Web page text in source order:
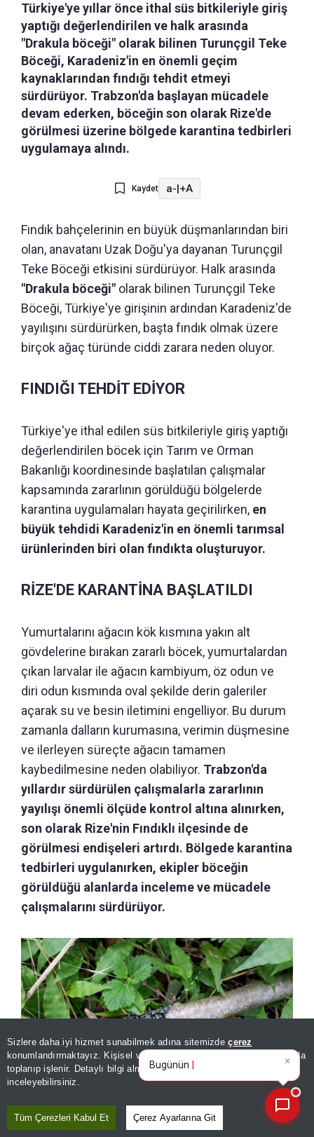
Sizlere daha iyi hizmet sunabilmek adına sitemizdeçerez
konumlandırmaktayız. Kişisel verileriniz, KVKK ve GDPR kapsamında
toplanıp işlenir. Detaylı bilgi almak içinAydınlatma Metnimizi
inceleyebilirsiniz.
Tüm Çerezleri Kabul Et Çerez Ayarlarına Git
Türkiye'ye yıllar önce ithal süs bitkileriyle giriş
yaptığı değerlendirilen ve halk arasında
"Drakula böceği" olarak bilinen Turunçgil Teke
Böceği, Karadeniz'in en önemli geçim
kaynaklarından fındığı tehdit etmeyi
sürdürüyor. Trabzon'da başlayan mücadele
devam ederken, böceğin son olarak Rize'de
görülmesi üzerine bölgede karantina tedbirleri
uygulamaya alındı.
Kaydet a-|+A
Fındık bahçelerinin en büyük düşmanlarından biri
olan, anavatanı Uzak Doğu'ya dayanan Turunçgil
Teke Böceği etkisini sürdürüyor. Halk arasında
"Drakula böceği" olarak bilinen Turunçgil Teke
Böceği, Türkiye'ye girişinin ardından Karadeniz'de
yayılışını sürdürürken, başta fındık olmak üzere
birçok ağaç türünde ciddi zarara neden oluyor.
FINDIĞI TEHDİT EDİYOR
Türkiye'ye ithal edilen süs bitkileriyle giriş yaptığı
değerlendirilen böcek için Tarım ve Orman
Bakanlığı koordinesinde başlatılan çalışmalar
kapsamında zararlının görüldüğü bölgelerde
karantina uygulamaları hayata geçirilirken, en
büyük tehdidi Karadeniz'in en önemli tarımsal
ürünlerinden biri olan fındıkta oluşturuyor.
RİZE'DE KARANTİNA BAŞLATILDI
Yumurtalarını ağacın kök kısmına yakın alt
gövdelerine bırakan zararlı böcek, yumurtalardan
çıkan larvalar ile ağacın kambiyum, öz odun ve
diri odun kısmında oval şekilde derin galeriler
açarak su ve besin iletimini engelliyor. Bu durum
zamanla dalların kurumasına, verimin düşmesine
ve ilerleyen süreçte ağacın tamamen
kaybedilmesine neden olabiliyor. Trabzon'da
yıllardır sürdürülen çalışmalarla zararlının
yayılışı önemli ölçüde kontrol altına alınırken,
son olarak Rize'nin Fındıklı ilçesinde de
görülmesi endişeleri artırdı. Bölgede karantina
tedbirleri uygulanırken, ekipler böceğin
görüldüğü alanlarda inceleme ve mücadele
çalışmalarını sürdürüyor.
'Drakula' böceği Karadeniz'de yayılıyor, fındığı tehdit ediyor! Bir
kentte karantina başlatıldı
×
Bugünün öne çıkan manşetleri
ve gelişmeleri neler?